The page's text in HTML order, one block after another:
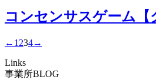
コンセンサスゲーム【
← 1 234→
Links
事業所BLOG